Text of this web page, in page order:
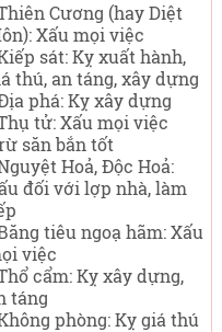
Cương (hay Diệt
Xấu mọi việc
sát: Kỵ xuất hành,
thú, an táng, xây dựng
phá: Kỵ xây dựng
tử: Xấu mọi việc
săn bắn tốt
Hoả, Độc Hoả:
đối với lợp nhà, làm
tiêu ngoạ hãm: Xấu
việc
cẩm: Kỵ xây dựng,
táng
phòng: Kỵ giá thú